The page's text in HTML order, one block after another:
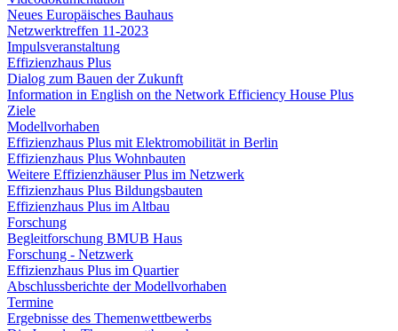
Neues Europäisches Bauhaus
Netzwerktreffen 11-2023
Impulsveranstaltung
Effizienzhaus Plus
Dialog zum Bauen der Zukunft
Information in English on the Network Efficiency House Plus
Ziele
Modellvorhaben
Effizienzhaus Plus mit Elektromobilität in Berlin
Effizienzhaus Plus Wohnbauten
Weitere Effizienzhäuser Plus im Netzwerk
Effizienzhaus Plus Bildungsbauten
Effizienzhaus Plus im Altbau
Forschung
Begleitforschung BMUB Haus
Forschung - Netzwerk
Effizienzhaus Plus im Quartier
Abschlussberichte der Modellvorhaben
Termine
Ergebnisse des Themenwettbewerbs